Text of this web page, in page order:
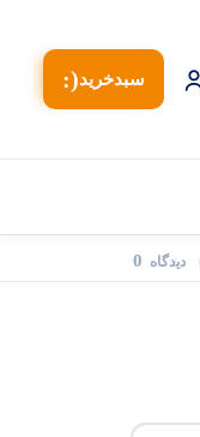
سبد‌خرید(:
دیدگاه 0